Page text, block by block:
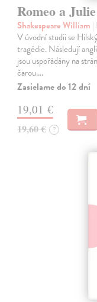
Romeo a
Shakespeare William |
V úvodní studii se
tragédie. Následují
jsou uspořádány na
čarou.…
Zasielame do 12 dní
19,01 €
19,60 € ?